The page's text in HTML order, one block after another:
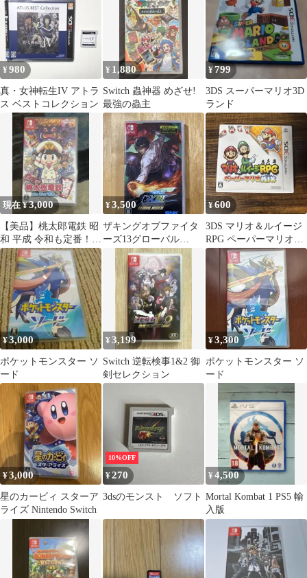
¥980
真・女神転生IV アトラ
ス ベストコレクション
¥ 1,880
Switch 蟲神器 めざせ!
最強の蟲主
¥799
3DS スーパーマリオ3D
ランド
現在 ¥3,000
【美品】桃太郎電鉄 昭
和 平成 令和も定番！
Nintendo Switch
¥3,500
ザキングオブファイタ
ーズ13グローバル
MATCH
¥600
3DS マリオ＆ルイージ
RPG ペーパーマリオ
MIX たま。様
¥3,000
ポケットモンスター ソ
ード
¥3,199
Switch 逆転検事1&2 御
剣セレクション
¥3,300
ポケットモンスター ソ
ード
¥3,000
星のカービィ スターア
ライズ Nintendo Switch
10%OFF
¥270
3dsのモンスト ソフト
¥4,500
Mortal Kombat 1 PS5 輸
入版